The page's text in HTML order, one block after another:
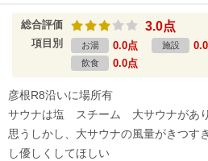
総合評価 3.0点
項目別 お湯 0.0点 施設
飲食 0.0点
彦根R8沿いに場所有
サウナは塩 スチーム 大サウナがあ
思うしかし、大サウナの風量がきつす
し優しくしてほしい